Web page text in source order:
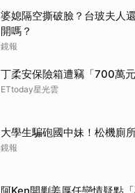
婆媳隔空撕破臉？台玻夫人
開嗎？
鏡報
丁柔安保險箱遭竊「700萬
ETtoday星光雲
大學生騙砲國中妹！松機廁
鏡報
阿Ken開剿姜厚任戀情疑點